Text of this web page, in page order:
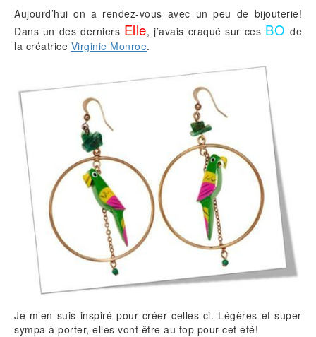
Aujourd’hui on a rendez-vous avec un peu de bijouterie!
Dans un des derniers Elle, j’avais craqué sur ces BOde
la créatrice Virginie Monroe.
Je m’en suis inspiré pour créer celles-ci. Légères et super
sympa à porter, elles vont être au top pour cet été!